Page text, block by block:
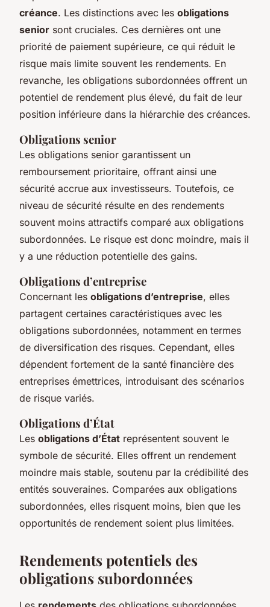
créance. Les distinctions avec les obligations
senior sont cruciales. Ces dernières ont une
priorité de paiement supérieure, ce qui réduit le
risque mais limite souvent les rendements. En
revanche, les obligations subordonnées offrent un
potentiel de rendement plus élevé, du fait de leur
position inférieure dans la hiérarchie des créances.
Obligations senior
Les obligations senior garantissent un
remboursement prioritaire, offrant ainsi une
sécurité accrue aux investisseurs. Toutefois, ce
niveau de sécurité résulte en des rendements
souvent moins attractifs comparé aux obligations
subordonnées. Le risque est donc moindre, mais il
y a une réduction potentielle des gains.
Obligations d’entreprise
Concernant les obligations d’entreprise, elles
partagent certaines caractéristiques avec les
obligations subordonnées, notamment en termes
de diversification des risques. Cependant, elles
dépendent fortement de la santé financière des
entreprises émettrices, introduisant des scénarios
de risque variés.
Obligations d’État
Les obligations d’État représentent souvent le
symbole de sécurité. Elles offrent un rendement
moindre mais stable, soutenu par la crédibilité des
entités souveraines. Comparées aux obligations
subordonnées, elles risquent moins, bien que les
opportunités de rendement soient plus limitées.
Rendements potentiels des
obligations subordonnées